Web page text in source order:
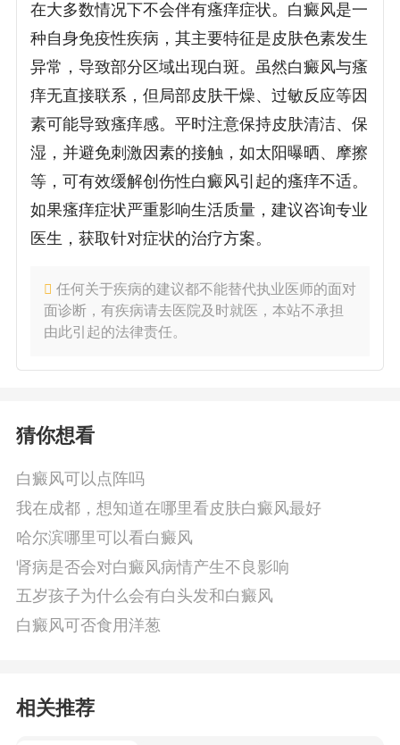
在大多数情况下不会伴有瘙痒症状。白癜风是一
种自身免疫性疾病，其主要特征是皮肤色素发生
异常，导致部分区域出现白斑。虽然白癜风与瘙
痒无直接联系，但局部皮肤干燥、过敏反应等因
素可能导致瘙痒感。平时注意保持皮肤清洁、保
湿，并避免刺激因素的接触，如太阳曝晒、摩擦
等，可有效缓解创伤性白癜风引起的瘙痒不适。
如果瘙痒症状严重影响生活质量，建议咨询专业
医生，获取针对症状的治疗方案。
任何关于疾病的建议都不能替代执业医师的面对
面诊断，有疾病请去医院及时就医，本站不承担
由此引起的法律责任。
猜你想看
白癜风可以点阵吗
我在成都，想知道在哪里看皮肤白癜风最好
哈尔滨哪里可以看白癜风
肾病是否会对白癜风病情产生不良影响
五岁孩子为什么会有白头发和白癜风
白癜风可否食用洋葱
相关推荐